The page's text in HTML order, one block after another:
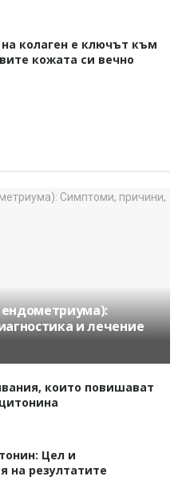
колаген е ключът към
кожата си вечно
ендометриума):
и лечение
които повишават
Цел и
на резултатите